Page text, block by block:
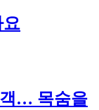
… 목숨을